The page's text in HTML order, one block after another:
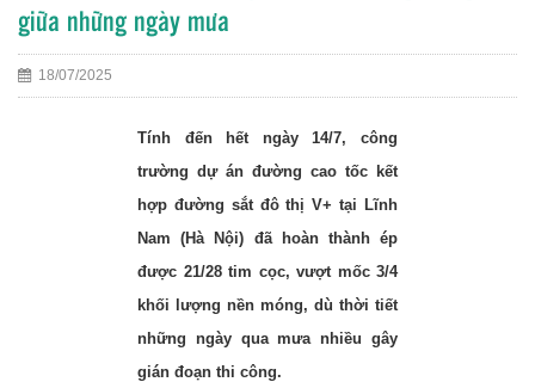
giữa những ngày mưa
18/07/2025
Tính đến hết ngày 14/7, công
trường dự án đường cao tốc kết
hợp đường sắt đô thị V+ tại Lĩnh
Nam (Hà Nội) đã hoàn thành ép
được 21/28 tim cọc, vượt mốc 3/4
khối lượng nền móng, dù thời tiết
những ngày qua mưa nhiều gây
gián đoạn thi công.